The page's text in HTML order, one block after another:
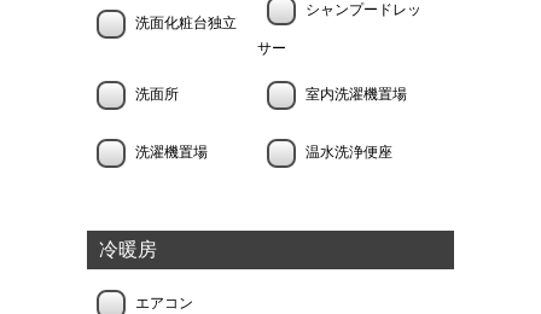
洗面化粧台独立
シャンプードレッ
サー
洗面所 室内洗濯機置場
洗濯機置場 温水洗浄便座
冷暖房
エアコン